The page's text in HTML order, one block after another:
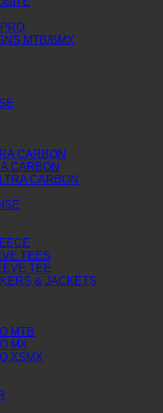
MTB/BMX
CARBON
CARBON
CARBON
TEES
TEE
& JACKETS
MTB
MX
XSMX